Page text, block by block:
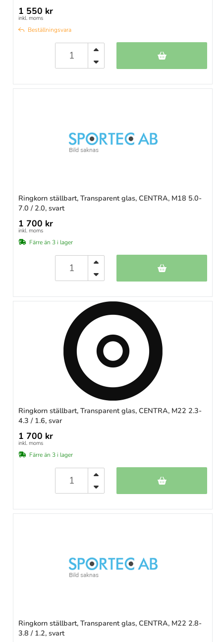
1 550 kr
inkl. moms
Beställningsvara
Ringkorn ställbart, Transparent glas, CENTRA, M18 5.0-
7.0 / 2.0, svart
1 700 kr
inkl. moms
Färre än 3 i lager
Ringkorn ställbart, Transparent glas, CENTRA, M22 2.3-
4.3 / 1.6, svar
1 700 kr
inkl. moms
Färre än 3 i lager
Ringkorn ställbart, Transparent glas, CENTRA, M22 2.8-
3.8 / 1.2, svart